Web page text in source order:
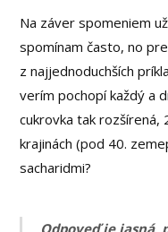
Na záver spomeniem
spomínam často, no
z najjednoduchších
verím pochopí každý a
cukrovka tak rozšírená,
krajinách (pod 40.
sacharidmi?
Odpoveď je jasná,